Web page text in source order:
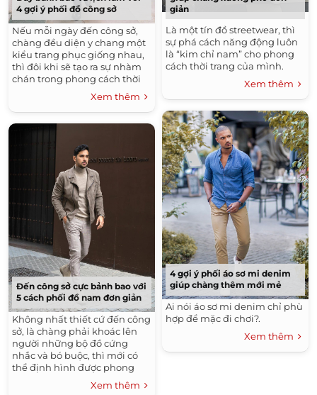
4 gợi ý phối đồ công sở
Nếu mỗi ngày đến công sở,
chàng đều diện y chang một
kiểu trang phục giống nhau,
thì đôi khi sẽ tạo ra sự nhàm
chán trong phong cách thời
Xem thêm
Đến công sở cực bảnh bao với
5 cách phối đồ nam đơn giản
Không nhất thiết cứ đến công
sở, là chàng phải khoác lên
người những bộ đồ cứng
nhắc và bó buộc, thì mới có
thể định hình được phong
cách thời trang bảnh bao lịch
Xem thêm
giản
Là một tín đồ streetwear, thì
sự phá cách năng động luôn
là “kim chỉ nam” cho phong
cách thời trang của mình.
Xem thêm
4 gợi ý phối áo sơ mi denim
giúp chàng thêm mới mẻ
Ai nói áo sơ mi denim chỉ phù
hợp để mặc đi chơi?.
Xem thêm